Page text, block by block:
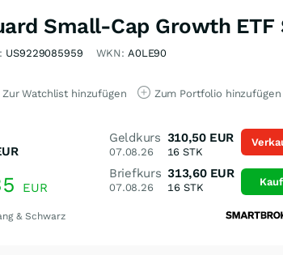
Small-Cap Growth ETF
US9229085959 WKN: A0LE90
Zur Watchlist hinzufügen Zum Portfolio hinzufügen
EUR
& Schwarz
Geldkurs
07.08.26
310,50 EUR
16 STK
Briefkurs
07.08.26
313,60 EUR
16 STK Kauf